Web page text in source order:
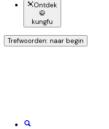
Ontdek
🥋
kungfu
Trefwoorden: naar begin